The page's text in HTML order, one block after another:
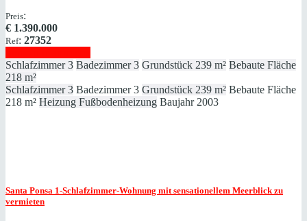
Preis:
€ 1.390.000
Ref: 27352
Schlafzimmer 3 Badezimmer 3 Grundstück 239 m² Bebaute Fläche
218 m²
Schlafzimmer 3 Badezimmer 3 Grundstück 239 m² Bebaute Fläche
218 m² Heizung Fußbodenheizung Baujahr 2003
Santa Ponsa 1-Schlafzimmer-Wohnung mit sensationellem Meerblick zu
vermieten